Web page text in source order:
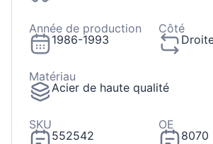
Année de production
1986-1993
Côté
Matériau
Acier de haute qualité
SKU
552542
OE
8070